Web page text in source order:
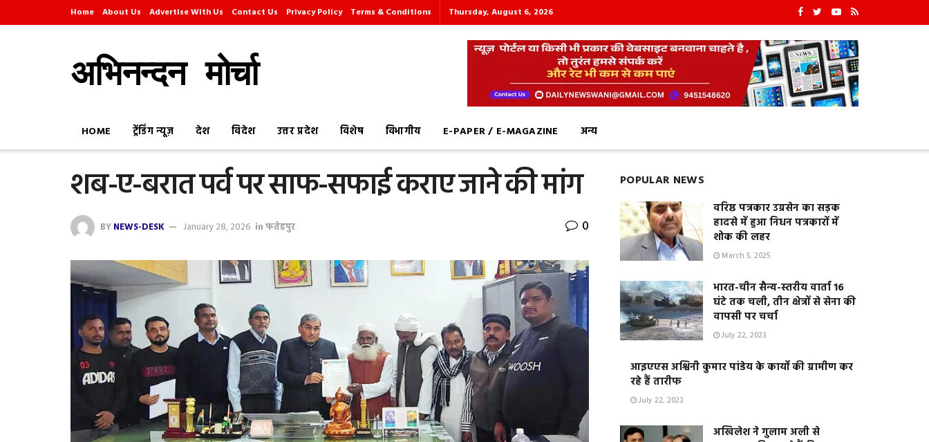
Home About Us Advertise With Us Contact Us Privacy Policy Terms & Conditions Thursday, August 6, 2026
अभिनन्दन मोर्चा
HOME ट्रेंडिंग न्यूज़ देश विदेश उत्तर प्रदेश विशेष विभागीय E-PAPER / E-MAGAZINE अन्य
शब-ए-बरात पर्व पर साफ-सफाई कराए जाने की मांग
BYNEWS-DESK January 28, 2026 inफतेहपुर 0
POPULAR NEWS
वरिष्ठ पत्रकार उग्रसेन का सड़क
हादसे में हुआ निधन पत्रकारों में
शोक की लहर
March 5, 2025
भारत-चीन सैन्य-स्तरीय वार्ता 16
घंटे तक चली, तीन क्षेत्रों से सेना की
वापसी पर चर्चा
July 22, 2023
आइएएस अश्विनी कुमार पांडेय के कार्यो की ग्रामीण कर
रहे हैं तारीफ
July 22, 2023
अखिलेश ने गुलाम अली से